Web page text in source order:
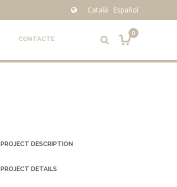
Català Español
0
CONTACTE
PROJECT DESCRIPTION
PROJECT DETAILS